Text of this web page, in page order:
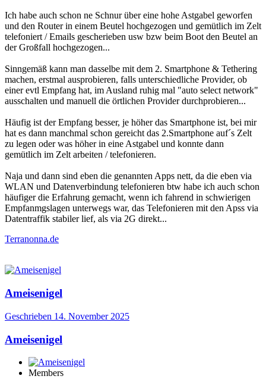
Ich habe auch schon ne Schnur über eine hohe Astgabel geworfen
und den Router in einem Beutel hochgezogen und gemütlich im Zelt
telefoniert / Emails gescherieben usw bzw beim Boot den Beutel an
der Großfall hochgezogen...
Sinngemäß kann man dasselbe mit dem 2. Smartphone & Tethering
machen, erstmal ausprobieren, falls unterschiedliche Provider, ob
einer evtl Empfang hat, im Ausland ruhig mal "auto select network"
ausschalten und manuell die örtlichen Provider durchprobieren...
Häufig ist der Empfang besser, je höher das Smartphone ist, bei mir
hat es dann manchmal schon gereicht das 2.Smartphone auf´s Zelt
zu legen oder was höher in eine Astgabel und konnte dann
gemütlich im Zelt arbeiten / telefonieren.
Naja und dann sind eben die genannten Apps nett, da die eben via
WLAN und Datenverbindung telefonieren btw habe ich auch schon
häufiger die Erfahrung gemacht, wenn ich fahrend in schwierigen
Empfanmgslagen unterwegs war, das Telefonieren mit den Apss via
Datentraffik stabiler lief, als via 2G direkt...
Terranonna.de
Ameisenigel
Geschrieben 14. November 2025
Ameisenigel
Members